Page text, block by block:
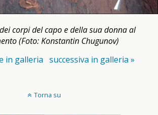
corpi del capo e della sua donna al
(Foto: Konstantin Chugunov)
in galleria successiva in galleria »
Torna su